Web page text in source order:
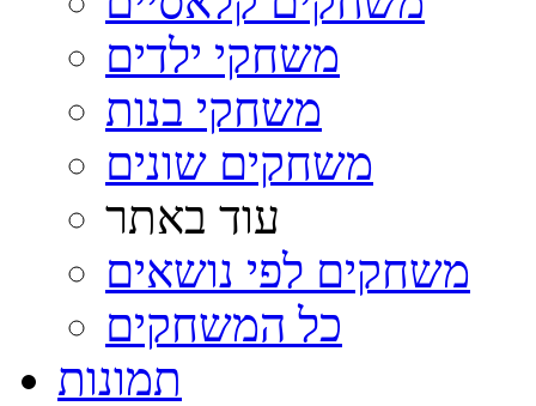
משחקי ילדים
משחקי בנות
משחקים שונים
עוד באתר
משחקים לפי נושאים
כל המשחקים
תמונות